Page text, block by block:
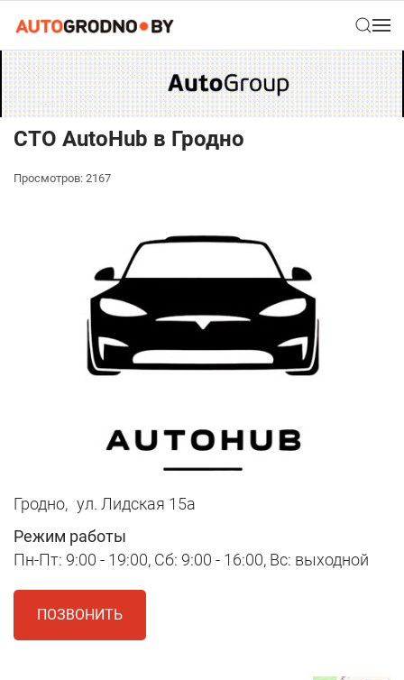
СТО AutoHub в Гродно
Просмотров: 2167
Гродно, ул. Лидская 15а
Режим работы
Пн-Пт: 9:00 - 19:00, Сб: 9:00 - 16:00, Вс: выходной
ПОЗВОНИТЬ